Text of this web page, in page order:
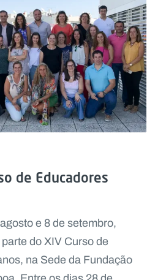
de Educadores
e 8 de setembro,
do XIV Curso de
na Sede da Fundação